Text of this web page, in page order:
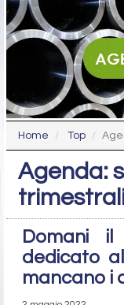
Home Top
Agenda:
Domani
dedicato
mancano i